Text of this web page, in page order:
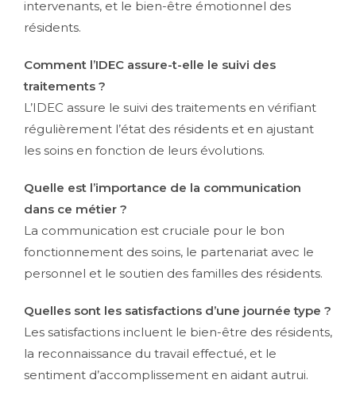
intervenants, et le bien-être émotionnel des
résidents.
Comment l’IDEC assure-t-elle le suivi des
traitements ?
L’IDEC assure le suivi des traitements en vérifiant
régulièrement l’état des résidents et en ajustant
les soins en fonction de leurs évolutions.
Quelle est l’importance de la communication
dans ce métier ?
La communication est cruciale pour le bon
fonctionnement des soins, le partenariat avec le
personnel et le soutien des familles des résidents.
Quelles sont les satisfactions d’une journée type ?
Les satisfactions incluent le bien-être des résidents,
la reconnaissance du travail effectué, et le
sentiment d’accomplissement en aidant autrui.